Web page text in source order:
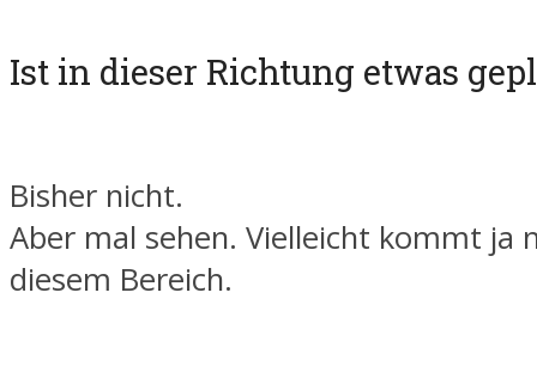
Ist in dieser Richtung etwas
Bisher nicht.
Aber mal sehen. Vielleicht kommt ja
diesem Bereich.